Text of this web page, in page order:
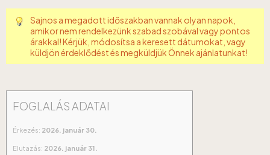
Sajnos a megadott időszakban vannak olyan napok,
amikor nem rendelkezünk szabad szobával vagy pontos
árakkal! Kérjük, módosítsa a keresett dátumokat, vagy
küldjön érdeklődést és megküldjük Önnek ajánlatunkat!
FOGLALÁS ADATAI
Érkezés: 2026. január 30.
Elutazás: 2026. január 31.